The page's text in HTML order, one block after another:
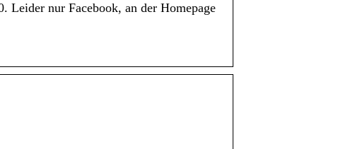
nur Facebook, an der Homepage